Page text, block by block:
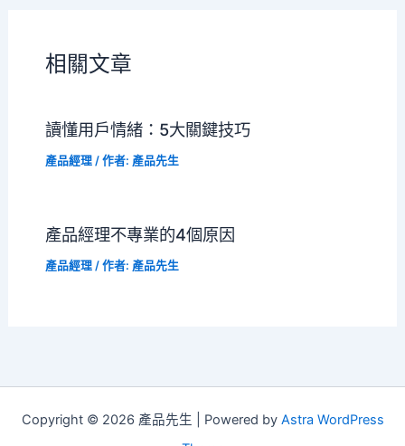
相關文章
讀懂用戶情緒：5大關鍵技巧
產品經理/ 作者: 產品先生
產品經理不專業的4個原因
產品經理/ 作者: 產品先生
Copyright © 2026 產品先生 | Powered by Astra WordPress